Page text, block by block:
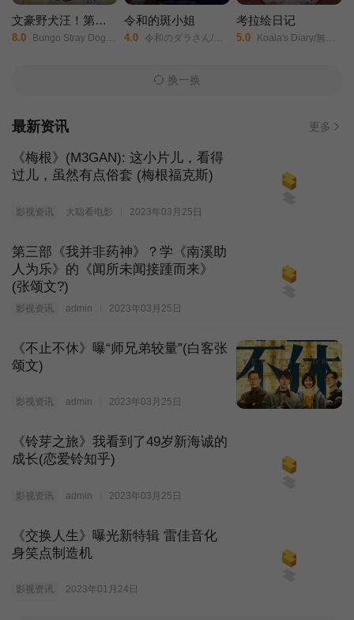
文豪野犬汪！第二季
8.0 Bungo Stray Dogs: Wan! Season 2/
令和的斑小姐
4.0 令和のダラさん/令和妖神斑小姐/
考拉绘日记
5.0 Koala's Diary/無尾熊繪日記/
换一换
最新资讯 更多
《梅根》(M3GAN): 这小片儿，看得
过儿，虽然有点俗套 (梅根福克斯)
影视资讯 大聪看电影 2023年03月25日
第三部《我并非药神》？学《南溪助
人为乐》的《闻所未闻接踵而来》
(张颂文?)
影视资讯 admin 2023年03月25日
《不止不休》曝“师兄弟较量”(白客张
颂文)
影视资讯 admin 2023年03月25日
《铃芽之旅》我看到了49岁新海诚的
成长(恋爱铃知乎)
影视资讯 admin 2023年03月25日
《交换人生》曝光新特辑 雷佳音化
身笑点制造机
影视资讯 2023年01月24日